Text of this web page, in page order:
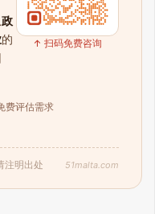
政
的
费评估需求
↑ 扫码免费咨询
注明出处 51malta.com